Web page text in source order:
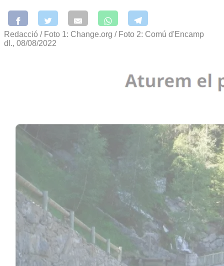
Redacció / Foto 1: Change.org / Foto 2: Comú d'Encamp
dl., 08/08/2022